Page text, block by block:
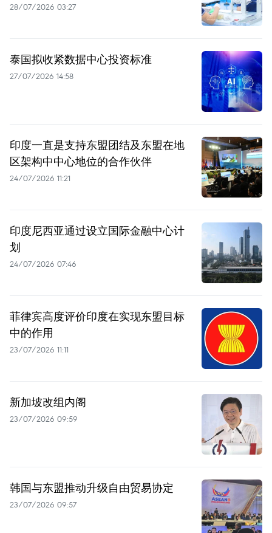
28/07/2026 03:27
泰国拟收紧数据中心投资标准
27/07/2026 14:58
印度一直是支持东盟团结及东盟在地
区架构中中心地位的合作伙伴
24/07/2026 11:21
印度尼西亚通过设立国际金融中心计
划
24/07/2026 07:46
菲律宾高度评价印度在实现东盟目标
中的作用
23/07/2026 11:11
新加坡改组内阁
23/07/2026 09:59
韩国与东盟推动升级自由贸易协定
23/07/2026 09:57